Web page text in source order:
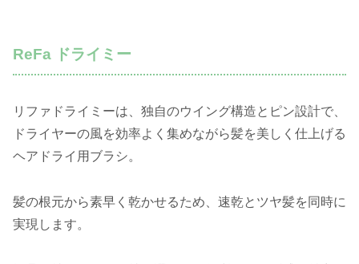
ReFa ドライミー
リファドライミーは、独自のウイング構造とピン設計で、
ドライヤーの風を効率よく集めながら髪を美しく仕上げる
ヘアドライ用ブラシ。
髪の根元から素早く乾かせるため、速乾とツヤ髪を同時に
実現します。